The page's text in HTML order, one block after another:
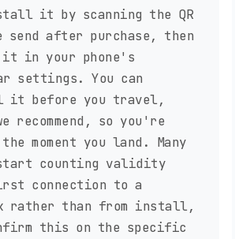
it by scanning the QR
send after purchase, then
it in your phone's
settings. You can
it before you travel,
recommend, so you're
moment you land. Many
counting validity
connection to a
rather than from install,
this on the specific